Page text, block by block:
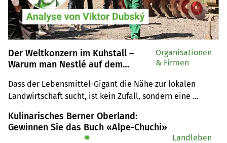
Der Weltkonzern im Kuhstall –
Warum man Nestlé auf dem
Dass der Lebensmittel-Gigant die Nähe zur lokalen
Landwirtschaft sucht, ist kein Zufall, sondern eine
eine unsichere Weltlage, schreibt Viktor Dubský in seiner
Analyse.
Organisationen
& Firmen
Kulinarisches Berner Oberland:
Gewinnen Sie das Buch «Alpe-Chuchi»
✹ Landleben